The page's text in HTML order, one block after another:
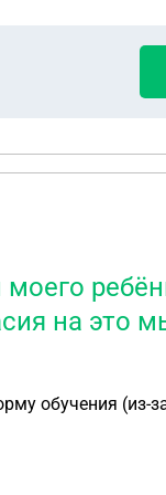
что в суп не
вообще
на это
обучения (из-